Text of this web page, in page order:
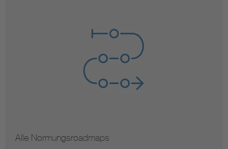
Alle Normungsroadmaps